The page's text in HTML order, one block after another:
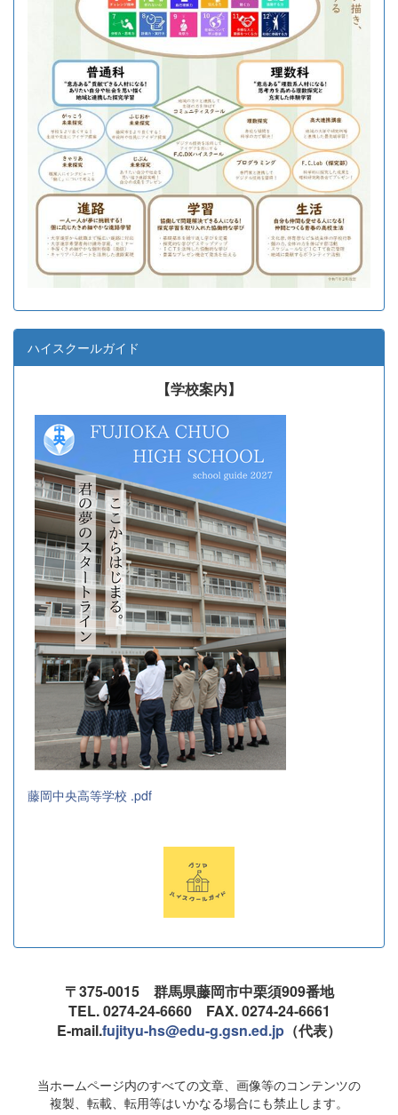
ハイスクールガイド
【学校案内】
藤岡中央高等学校 .pdf
〒375-0015 群馬県藤岡市中栗須909番地
TEL. 0274-24-6660 FAX. 0274-24-6661
E-mail.fujityu-hs@edu-g.gsn.ed.jp （代表）
当ホームページ内のすべての文章、画像等のコンテンツの
複製、転載、転用等はいかなる場合にも禁止します。